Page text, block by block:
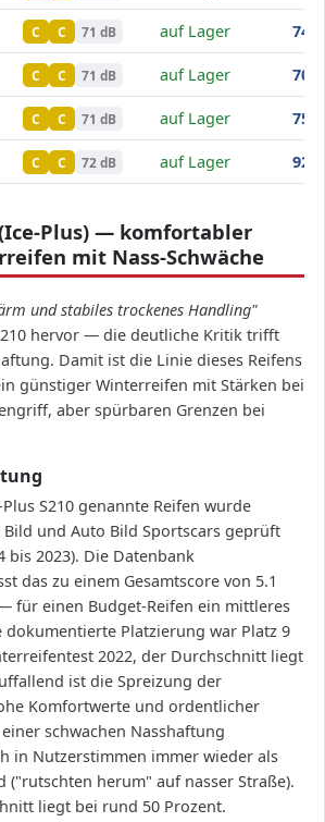
C C 71 dB auf Lager 74
C C 71 dB auf Lager 70
C C 71 dB auf Lager 75
C C 72 dB auf Lager 92
Plus) — komfortabler
mit Nass-Schwäche
und stabiles trockenes Handling"
hervor — die deutliche Kritik trifft
Damit ist die Linie dieses Reifens
günstiger Winterreifen mit Stärken bei
aber spürbaren Grenzen bei
S210 genannte Reifen wurde
und Auto Bild Sportscars geprüft
bis 2023). Die Datenbank
das zu einem Gesamtscore von 5.1
für einen Budget-Reifen ein mittleres
dokumentierte Platzierung war Platz 9
2022, der Durchschnitt liegt
ist die Spreizung der
Komfortwerte und ordentlicher
schwachen Nasshaftung
in Nutzerstimmen immer wieder als
("rutschten herum" auf nasser Straße).
liegt bei rund 50 Prozent.